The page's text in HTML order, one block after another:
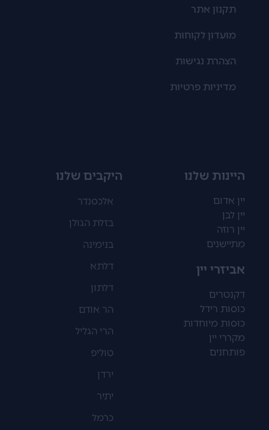
תקנון אתר
מועדון לקוחות
הצהרת נגישות
מדיניות פרטיות
היינות שלנו
יין אדום
יין לבן
יין רוזה
מתיישנים
אביזרי יין
דקנטרים
כוסות רידל
כוסות מיוחדות
מקררי יין
פותחנים
היקבים שלנו
אלכסנדר
בזלת הגולן
בנימינה
דלתא
דלתון
הר אודם
הרי הגליל
טוליפ
ירדן
יתיר
כרמל